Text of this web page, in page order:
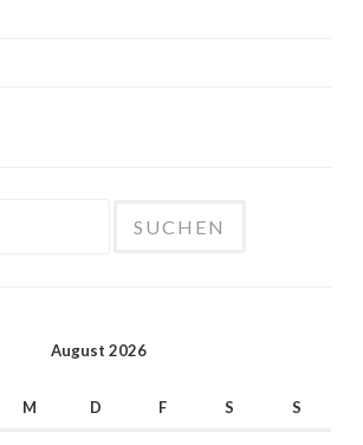
August 2026
M D F S S